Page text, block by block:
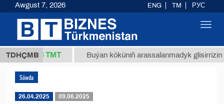
TDHÇMB
(kg.) 37,8 ТМТ Buýan köküniň arassalanmadyk glisirrizin
Söwda
26.04.2025 09.06.2025
Awgust 7, 2026 ENG TM РУС